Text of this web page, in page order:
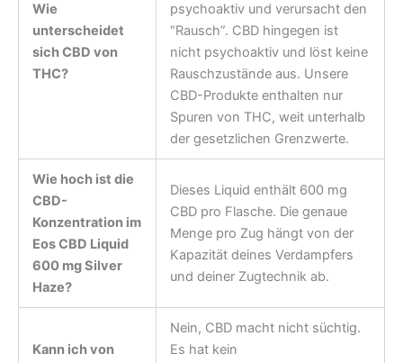
Wie
unterscheidet
sich CBD von
THC?
psychoaktiv und verursacht den
“Rausch”. CBD hingegen ist
nicht psychoaktiv und löst keine
Rauschzustände aus. Unsere
CBD-Produkte enthalten nur
Spuren von THC, weit unterhalb
der gesetzlichen Grenzwerte.
Wie hoch ist die
CBD-
Konzentration im
Eos CBD Liquid
600 mg Silver
Haze?
Dieses Liquid enthält 600 mg
CBD pro Flasche. Die genaue
Menge pro Zug hängt von der
Kapazität deines Verdampfers
und deiner Zugtechnik ab.
Kann ich von
Nein, CBD macht nicht süchtig.
Es hat kein